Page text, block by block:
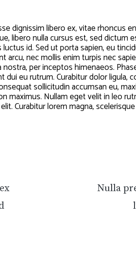
dignissim libero ex, vitae rhoncus
libero nulla cursus est, sed dictum
id. Sed ut porta sapien, eu
arcu, nec mollis enim turpis nec
per inceptos himenaeos.
dui eu rutrum. Curabitur dolor ligula,
sollicitudin accumsan eu,
maximus. Nullam eget velit in leo
Curabitur lorem magna,
Nulla